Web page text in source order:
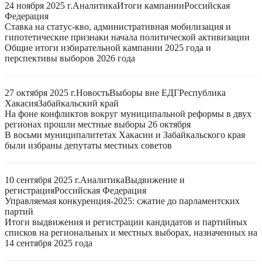
24 ноября 2025 г.АналитикаИтоги кампанииРоссийская
Федерация
Ставка на статус-кво, административная мобилизация и
гипотетические признаки начала политической активизации
Общие итоги избирательной кампании 2025 года и
перспективы выборов 2026 года
27 октября 2025 г.НовостьВыборы вне ЕДГРеспублика
ХакасияЗабайкальский край
На фоне конфликтов вокруг муниципальной реформы в двух
регионах прошли местные выборы 26 октября
В восьми муниципалитетах Хакасии и Забайкальского края
были избраны депутаты местных советов
10 сентября 2025 г.АналитикаВыдвижение и
регистрацияРоссийская Федерация
Управляемая конкуренция-2025: сжатие до парламентских
партий
Итоги выдвижения и регистрации кандидатов и партийных
списков на региональных и местных выборах, назначенных на
14 сентября 2025 года